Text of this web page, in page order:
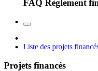
FAQ Règlement
Liste des projets
Projets financés